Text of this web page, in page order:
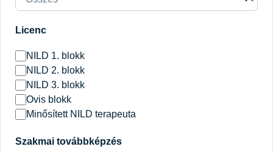
Licenc
NILD 1. blokk
NILD 2. blokk
NILD 3. blokk
Ovis blokk
Minősített NILD terapeuta
Szakmai továbbképzés